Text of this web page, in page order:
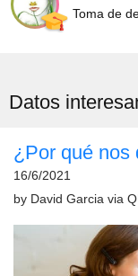
Toma de
Datos
¿Por qué nos
16/6/2021
by David Garcia via